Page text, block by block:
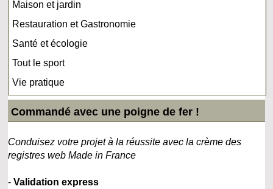
Maison et jardin
Restauration et Gastronomie
Santé et écologie
Tout le sport
Vie pratique
Commandé avec une poigne de fer !
Conduisez votre projet à la réussite avec la crème des
registres web Made in France
-Validation express